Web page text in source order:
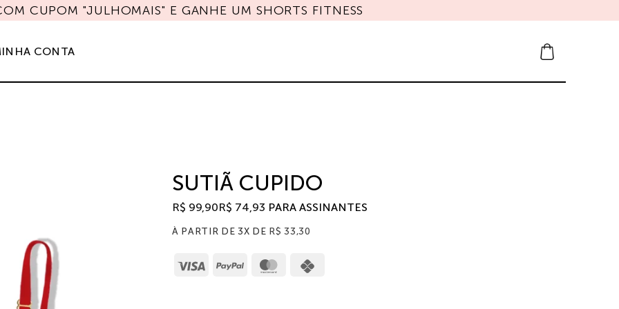
CUPOM "JULHOMAIS" E GANHE UM SHORTS FITNESS
CONTA
SUTIÃ CUPIDO
R$ 99,90R$ 74,93 PARA ASSINANTES
À PARTIR DE 3X DE R$ 33,30
Visa PayPal MasterCard